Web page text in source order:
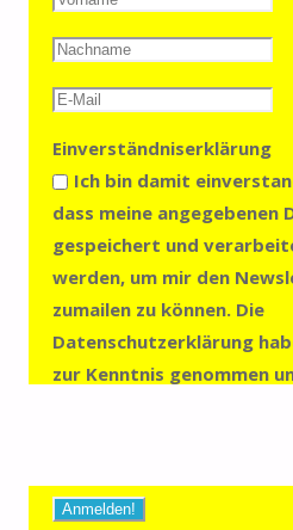
Einverständniserklärung
Ich bin damit
dass meine angegebenen
gespeichert und
werden, um mir den
zumailen zu können. Die
Datenschutzerklärung
zur Kenntnis genommen